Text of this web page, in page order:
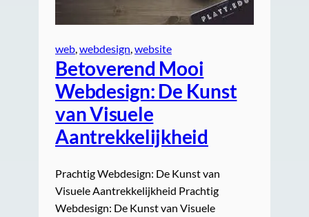
web webdesign website
Betoverend Mooi
Webdesign: De Kunst
van Visuele
Aantrekkelijkheid
Prachtig Webdesign: De Kunst van
Visuele Aantrekkelijkheid Prachtig
Webdesign: De Kunst van Visuele